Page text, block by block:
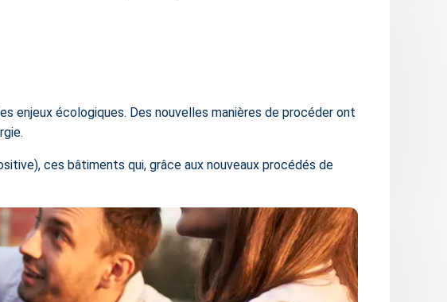
enjeux écologiques. Des nouvelles manières de procéder ont
ces bâtiments qui, grâce aux nouveaux procédés de